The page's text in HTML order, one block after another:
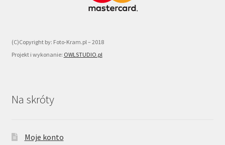
(C)Copyright by: Foto-Kram.pl – 2018
Projekt i wykonanie: OWLSTUDIO.pl
Na skróty
Moje konto